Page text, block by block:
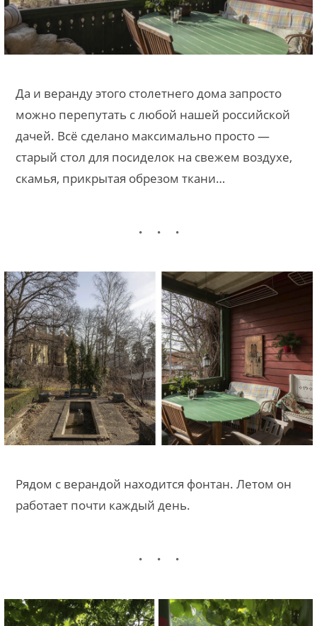
Да и веранду этого столетнего дома запросто
можно перепутать с любой нашей российской
дачей. Всё сделано максимально просто —
старый стол для посиделок на свежем воздухе,
скамья, прикрытая обрезом ткани…
Рядом с верандой находится фонтан. Летом он
работает почти каждый день.